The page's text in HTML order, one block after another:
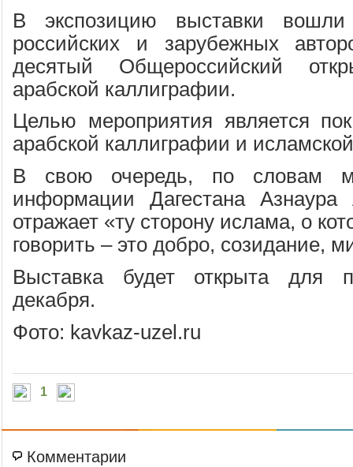
В экспозицию выставки
российских и зарубежных
десятый Общероссийский
арабской каллиграфии.
Целью мероприятия является
арабской каллиграфии и
В свою очередь, по словам
информации Дагестана Азнаура
отражает «ту сторону ислама, о
говорить – это добро, созидание,
Выставка будет открыта для
декабря.
Фото: kavkaz-uzel.ru
1
Комментарии